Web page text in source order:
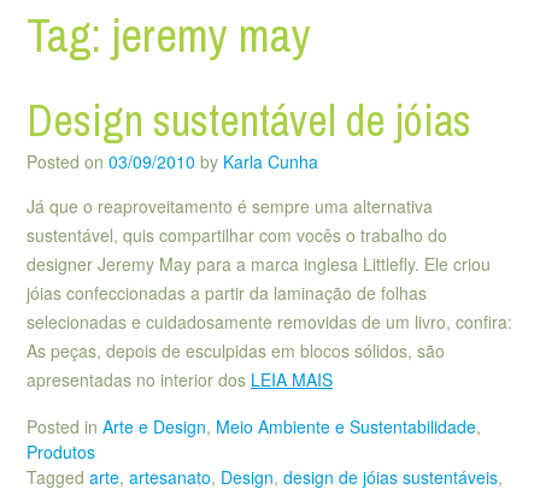
Tag: jeremy may
Design sustentável de jóias
Posted on 03/09/2010 by Karla Cunha
Já que o reaproveitamento é sempre uma alternativa
sustentável, quis compartilhar com vocês o trabalho do
designer Jeremy May para a marca inglesa Littlefly. Ele criou
jóias confeccionadas a partir da laminação de folhas
selecionadas e cuidadosamente removidas de um livro, confira:
As peças, depois de esculpidas em blocos sólidos, são
apresentadas no interior dos LEIA MAIS
Posted in Arte e Design, Meio Ambiente e Sustentabilidade,
Produtos
Tagged arte, artesanato, Design, design de jóias sustentáveis,